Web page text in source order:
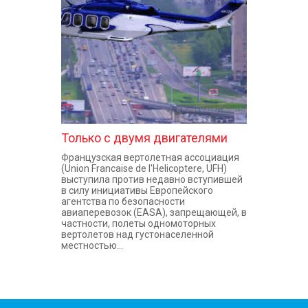
КОНТАКТЫ
Только с двумя двигателями
Французская вертолетная ассоциация
(Union Francaise de l'Helicoptere, UFH)
выступила против недавно вступившей
в силу инициативы Европейского
агентства по безопасности
авиаперевозок (EASA), запрещающей, в
частности, полеты одномоторных
вертолетов над густонаселенной
местностью...